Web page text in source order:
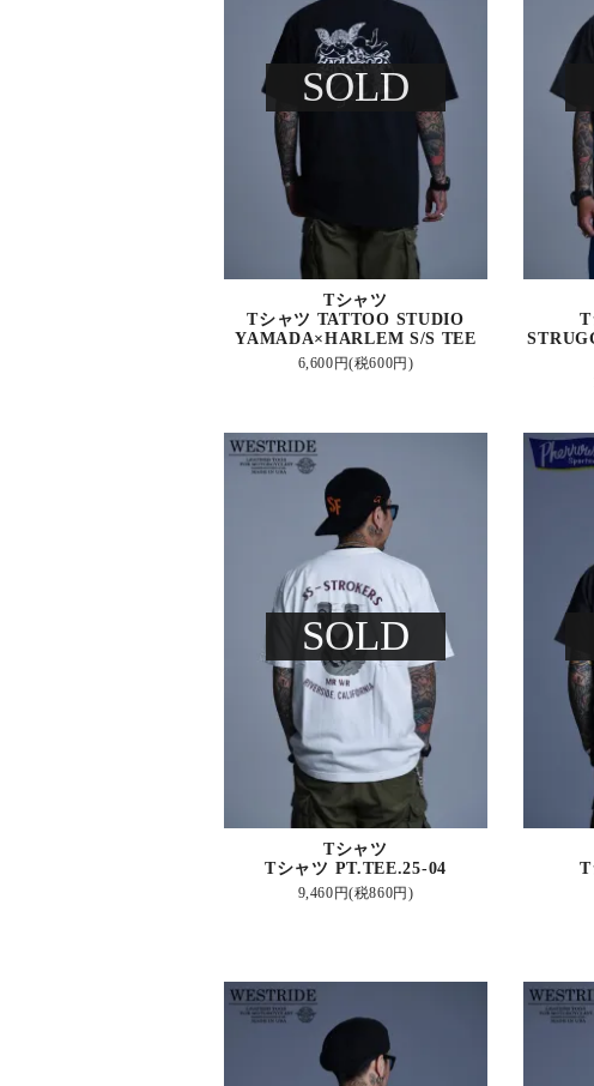
SOLD
Tシャツ
Tシャツ TATTOO STUDIO
YAMADA×HARLEM S/S TEE
6,600円(税600円)
T
SOLD
Tシャツ
Tシャツ PT.TEE.25-04
9,460円(税860円)
T